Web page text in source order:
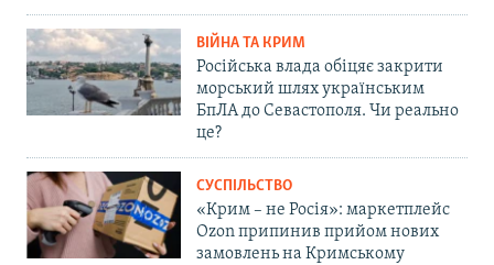
ВІЙНА ТА КРИМ
Російська влада обіцяє закрити
морський шлях українським
БпЛА до Севастополя. Чи реально
це?
СУСПІЛЬСТВО
«Крим – не Росія»: маркетплейс
Ozon припинив прийом нових
замовлень на Кримському